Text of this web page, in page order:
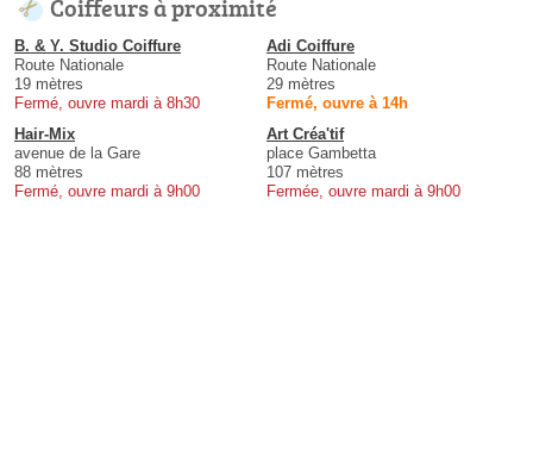
Coiffeurs à proximité
B. & Y. Studio Coiffure
Route Nationale
19 mètres
Fermé, ouvre mardi à 8h30
Adi Coiffure
Route Nationale
29 mètres
Fermé, ouvre à 14h
Hair-Mix
avenue de la Gare
88 mètres
Fermé, ouvre mardi à 9h00
Art Créa'tif
place Gambetta
107 mètres
Fermée, ouvre mardi à 9h00